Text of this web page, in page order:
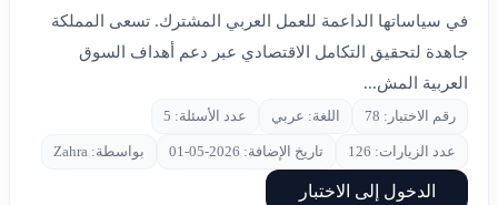
في سياساتها الداعمة للعمل العربي المشترك. تسعى المملكة
جاهدة لتحقيق التكامل الاقتصادي عبر دعم أهداف السوق
العربية المش...
رقم الاختبار: 78 اللغة: عربي عدد الأسئلة: 5
عدد الزيارات: 126 تاريخ الإضافة: 2026-05-01 بواسطة: Zahra
الدخول إلى الاختبار